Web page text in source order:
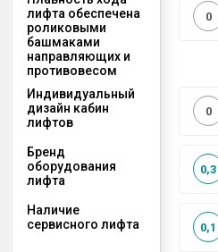
лифта обеспечена
роликовыми
башмаками
направляющих и
противовесом
0
Индивидуальный
дизайн кабин
лифтов
0
Бренд
оборудования
лифта
0,3
Наличие
сервисного лифта
0,1